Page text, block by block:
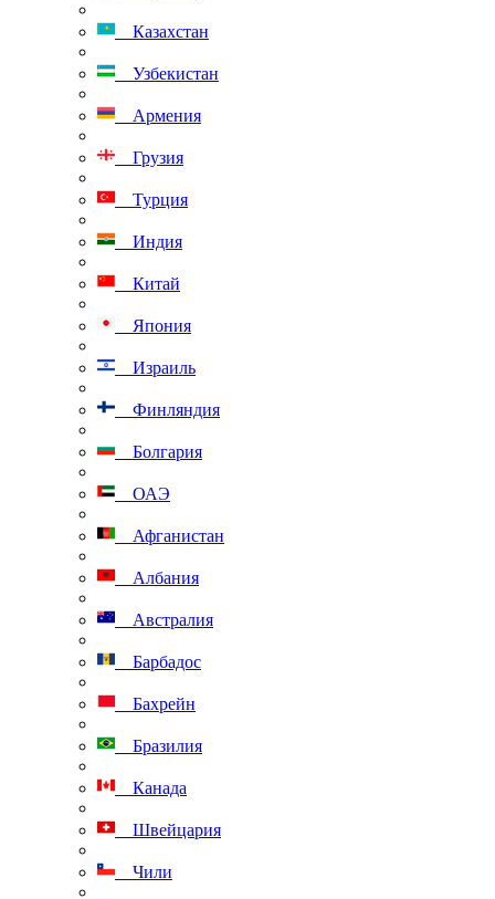
Казахстан
Узбекистан
Армения
Грузия
Турция
Индия
Китай
Япония
Израиль
Финляндия
Болгария
ОАЭ
Афганистан
Албания
Австралия
Барбадос
Бахрейн
Бразилия
Канада
Швейцария
Чили